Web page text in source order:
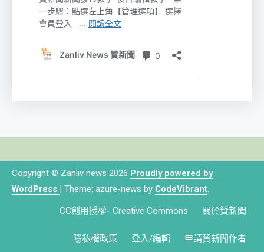
Copyright © Zanliv news 2026 Proudly powered by
WordPress | Theme: azure-news by CodeVibrant
CC創用授權- Creative Commons 關於贊新聞
隱私權政策 登入/編輯 申請贊新聞作者